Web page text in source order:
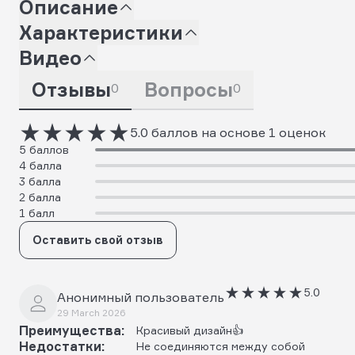
Описание
Характеристики
Видео
Отзывы0 Вопросы0
5.0 баллов на основе 1 оценок
5 баллов
4 балла
3 балла
2 балла
1 балл
Оставить свой отзыв
Анонимный пользователь
29 March 2026
5.0
Преимущества: Красивый дизайн👍
Недостатки: Не соединяются между собой